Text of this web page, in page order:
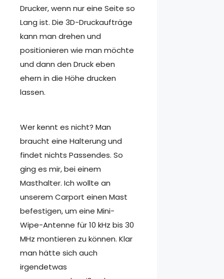
Drucker, wenn nur eine Seite so
Lang ist. Die 3D-Druckaufträge
kann man drehen und
positionieren wie man möchte
und dann den Druck eben
ehern in die Höhe drucken
lassen.
Wer kennt es nicht? Man
braucht eine Halterung und
findet nichts Passendes. So
ging es mir, bei einem
Masthalter. Ich wollte an
unserem Carport einen Mast
befestigen, um eine Mini-
Wipe-Antenne für 10 kHz bis 30
MHz montieren zu können. Klar
man hätte sich auch
irgendetwas